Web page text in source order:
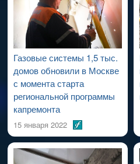
проведения работ по
Газовые системы 1,5 тыс.
домов обновили в Москве
с момента старта
региональной программы
капремонта
15 января 2022